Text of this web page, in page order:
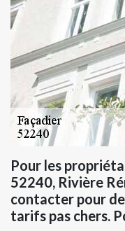
Pour les
52240, Rivière
contacter pour
tarifs pas chers.